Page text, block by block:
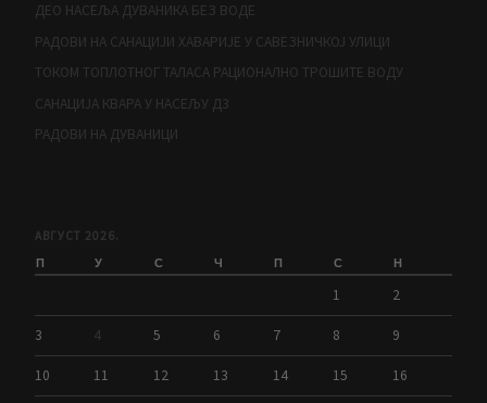
ДЕО НАСЕЉА ДУВАНИКА БЕЗ ВОДЕ
РАДОВИ НА САНАЦИЈИ ХАВАРИЈЕ У САВЕЗНИЧКОЈ УЛИЦИ
ТОКОМ ТОПЛОТНОГ ТАЛАСА РАЦИОНАЛНО ТРОШИТЕ ВОДУ
САНАЦИЈА КВАРА У НАСЕЉУ Д3
РАДОВИ НА ДУВАНИЦИ
АВГУСТ 2026.
П У С Ч П С Н
1 2
3 4 5 6 7 8 9
10 11 12 13 14 15 16